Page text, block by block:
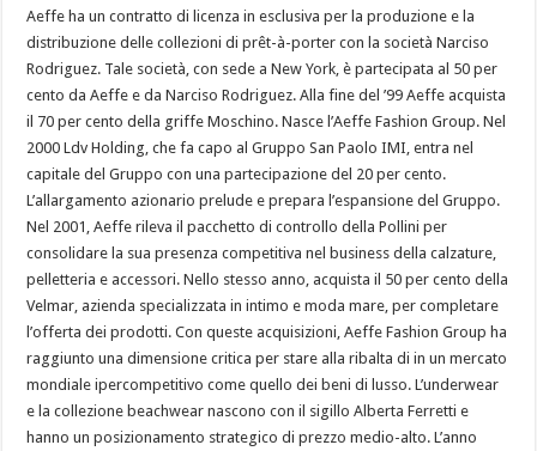
Aeffe ha un contratto di licenza in esclusiva per la produzione e la
distribuzione delle collezioni di prêt-à-porter con la società Narciso
Rodriguez. Tale società, con sede a New York, è partecipata al 50 per
cento da Aeffe e da Narciso Rodriguez. Alla fine del ’99 Aeffe acquista
il 70 per cento della griffe Moschino. Nasce l’Aeffe Fashion Group. Nel
2000 Ldv Holding, che fa capo al Gruppo San Paolo IMI, entra nel
capitale del Gruppo con una partecipazione del 20 per cento.
L’allargamento azionario prelude e prepara l’espansione del Gruppo.
Nel 2001, Aeffe rileva il pacchetto di controllo della Pollini per
consolidare la sua presenza competitiva nel business della calzature,
pelletteria e accessori. Nello stesso anno, acquista il 50 per cento della
Velmar, azienda specializzata in intimo e moda mare, per completare
l’offerta dei prodotti. Con queste acquisizioni, Aeffe Fashion Group ha
raggiunto una dimensione critica per stare alla ribalta di in un mercato
mondiale ipercompetitivo come quello dei beni di lusso. L’underwear
e la collezione beachwear nascono con il sigillo Alberta Ferretti e
hanno un posizionamento strategico di prezzo medio-alto. L’anno